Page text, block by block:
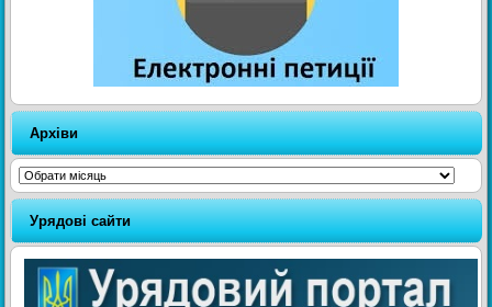
Архіви
Архіви
Урядові сайти